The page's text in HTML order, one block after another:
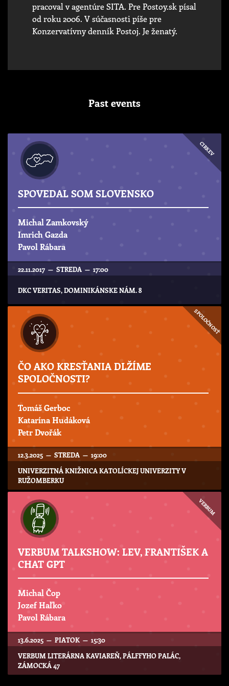
pracoval v agentúre SITA. Pre Postoy.sk písal
od roku 2006. V súčasnosti píše pre
Konzervatívny denník Postoj. Je ženatý.
Past events
CIRKEV
SPOVEDAL SOM SLOVENSKO
Michal Zamkovský
Imrich Gazda
Pavol Rábara
22.11.2017 — STREDA — 17:00
DKC VERITAS, DOMINIKÁNSKE NÁM. 8
SPOLOČNOSŤ
ČO AKO KRESŤANIA DLŽÍME
SPOLOČNOSTI?
Tomáš Gerboc
Katarína Hudáková
Petr Dvořák
12.3.2025 — STREDA — 19:00
UNIVERZITNÁ KNIŽNICA KATOLÍCKEJ UNIVERZITY V
RUŽOMBERKU
VERBUM
VERBUM TALKSHOW: LEV, FRANTIŠEK A
CHAT GPT
Michal Čop
Jozef Haľko
Pavol Rábara
13.6.2025 — PIATOK — 15:30
VERBUM LITERÁRNA KAVIAREŇ, PÁLFFYHO PALÁC,
ZÁMOCKÁ 47